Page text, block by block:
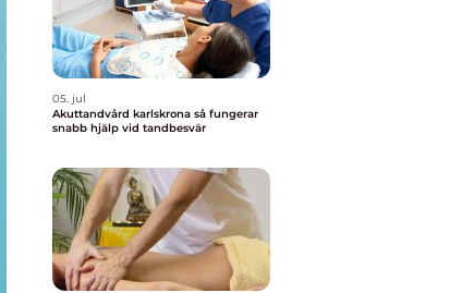
05. jul
Akuttandvård karlskrona så fungerar
snabb hjälp vid tandbesvär